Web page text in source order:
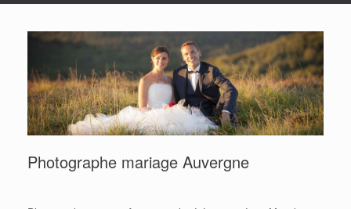
Photographe mariage Auvergne